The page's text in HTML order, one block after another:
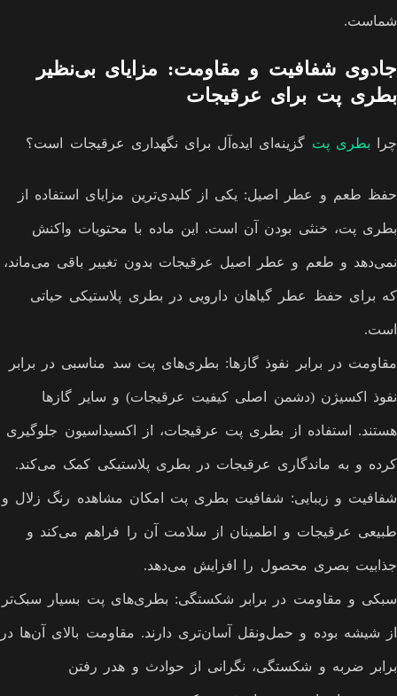
شماست.
جادوی شفافیت و مقاومت: مزایای بی‌نظیر
بطری پت برای عرقیجات
چرا بطری پت گزینه‌ای ایده‌آل برای نگهداری عرقیجات است؟
حفظ طعم و عطر اصیل: یکی از کلیدی‌ترین مزایای استفاده از
بطری پت، خنثی بودن آن است. این ماده با محتویات واکنش
نمی‌دهد و طعم و عطر اصیل عرقیجات بدون تغییر باقی می‌ماند،
که برای حفظ عطر گیاهان دارویی در بطری پلاستیکی حیاتی
است.
مقاومت در برابر نفوذ گازها: بطری‌های پت سد مناسبی در برابر
نفوذ اکسیژن (دشمن اصلی کیفیت عرقیجات) و سایر گازها
هستند. استفاده از بطری پت عرقیجات، از اکسیداسیون جلوگیری
کرده و به ماندگاری عرقیجات در بطری پلاستیکی کمک می‌کند.
شفافیت و زیبایی: شفافیت بطری پت امکان مشاهده رنگ زلال و
طبیعی عرقیجات و اطمینان از سلامت آن را فراهم می‌کند و
جذابیت بصری محصول را افزایش می‌دهد.
سبکی و مقاومت در برابر شکستگی: بطری‌های پت بسیار سبک‌تر
از شیشه بوده و حمل‌ونقل آسان‌تری دارند. مقاومت بالای آن‌ها در
برابر ضربه و شکستگی، نگرانی از حوادث و هدر رفتن